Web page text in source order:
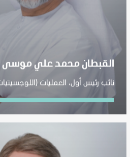
القبطان محمد علي موسى
نائب رئيس أول، العمليات